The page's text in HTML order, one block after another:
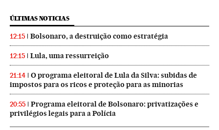
ÚLTIMAS NOTICIAS
12:15 Bolsonaro, a destruição como estratégia
12:15 Lula, uma ressurreição
21:14
O programa eleitoral de Lula da Silva: subidas de
impostos para os ricos e proteção para as minorias
20:55
Programa eleitoral de Bolsonaro: privatizações e
privilégios legais para a Polícia